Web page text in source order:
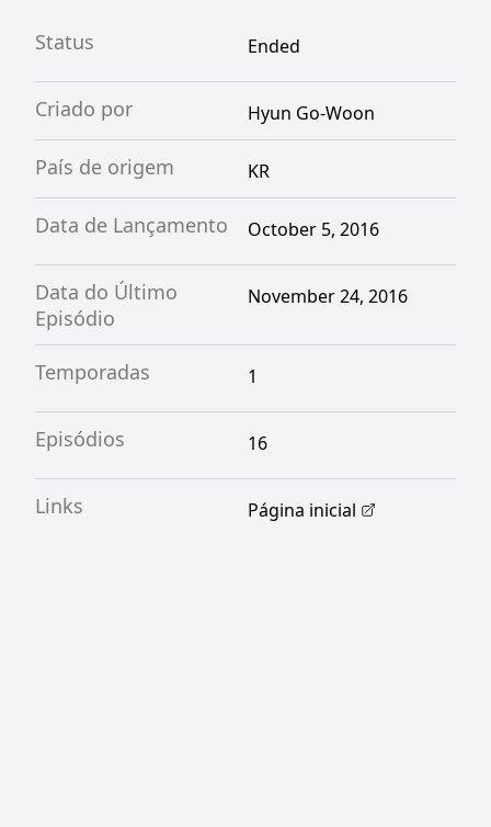
Status Ended
Criado por Hyun Go-Woon
País de origem KR
Data de Lançamento October 5, 2016
Data do Último
Episódio
November 24, 2016
Temporadas 1
Episódios 16
Links Página inicial